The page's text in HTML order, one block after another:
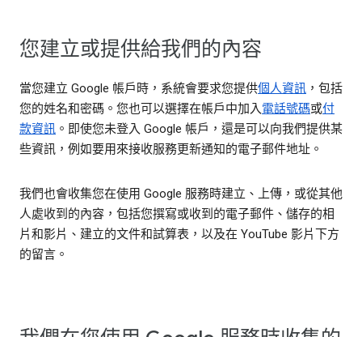
您建立或提供給我們的內容
當您建立 Google 帳戶時，系統會要求您提供個人資訊 ，包括
您的姓名和密碼。您也可以選擇在帳戶中加入電話號碼或付
款資訊 。即使您未登入 Google 帳戶，還是可以向我們提供某
些資訊，例如要用來接收服務更新通知的電子郵件地址。
我們也會收集您在使用 Google 服務時建立、上傳，或從其他
人處收到的內容，包括您撰寫或收到的電子郵件、儲存的相
片和影片、建立的文件和試算表，以及在 YouTube 影片下方
的留言。